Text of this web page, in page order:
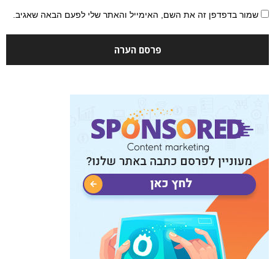
שמור בדפדפן זה את השם, האימייל והאתר שלי לפעם הבאה שאגיב.